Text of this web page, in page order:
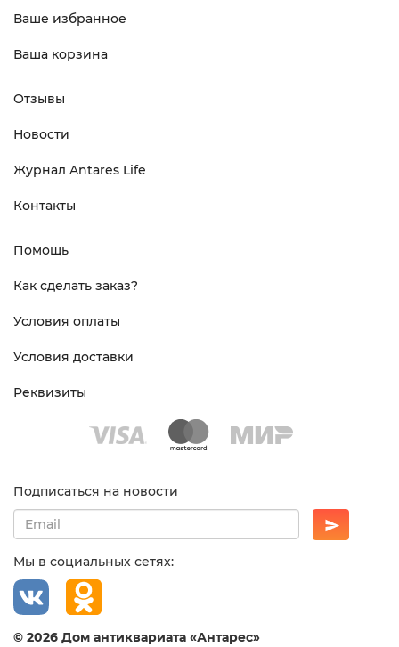
Ваше избранное
Ваша корзина
Отзывы
Новости
Журнал Antares Life
Контакты
Помощь
Как сделать заказ?
Условия оплаты
Условия доставки
Реквизиты
Подписаться на новости
Мы в социальных сетях:
© 2026 Дом антиквариата «Антарес»